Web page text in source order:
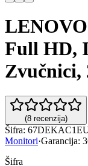
Full HD,
(8 recenzija)
Šifra:
Monitori·Garancija:
Šifra